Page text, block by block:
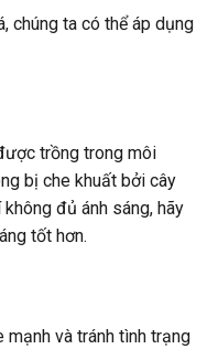
chúng ta có thể áp dụng
trồng trong môi
bị che khuất bởi cây
đủ ánh sáng, hãy
tốt hơn.
và tránh tình trạng